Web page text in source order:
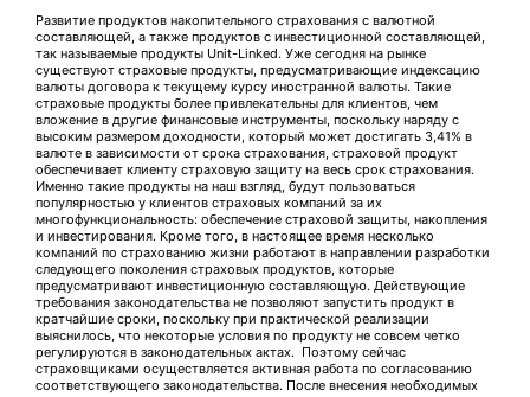
Развитие продуктов накопительного страхования с валютной
составляющей, а также продуктов с инвестиционной составляющей,
так называемые продукты Unit-Linked. Уже сегодня на рынке
существуют страховые продукты, предусматривающие индексацию
валюты договора к текущему курсу иностранной валюты. Такие
страховые продукты более привлекательны для клиентов, чем
вложение в другие финансовые инструменты, поскольку наряду с
высоким размером доходности, который может достигать 3,41% в
валюте в зависимости от срока страхования, страховой продукт
обеспечивает клиенту страховую защиту на весь срок страхования.
Именно такие продукты на наш взгляд, будут пользоваться
популярностью у клиентов страховых компаний за их
многофункциональность: обеспечение страховой защиты, накопления
и инвестирования. Кроме того, в настоящее время несколько
компаний по страхованию жизни работают в направлении разработки
следующего поколения страховых продуктов, которые
предусматривают инвестиционную составляющую. Действующие
требования законодательства не позволяют запустить продукт в
кратчайшие сроки, поскольку при практической реализации
выяснилось, что некоторые условия по продукту не совсем четко
регулируются в законодательных актах. Поэтому сейчас
страховщиками осуществляется активная работа по согласованию
соответствующего законодательства. После внесения необходимых